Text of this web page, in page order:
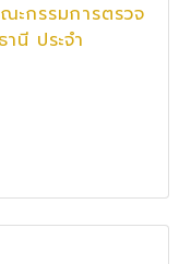
ะกรรมการตรวจ
นี ประจำ